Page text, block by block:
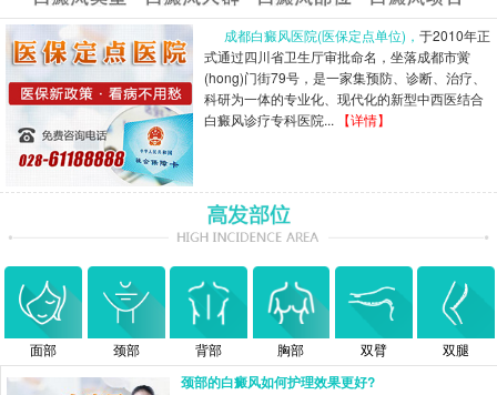
成都白癜风医院(医保定点单位)，于2010年正
式通过四川省卫生厅审批命名，坐落成都市黉
(hong)门街79号，是一家集预防、诊断、治疗、
科研为一体的专业化、现代化的新型中西医结合
白癜风诊疗专科医院... 【详情】
面部 颈部 背部 胸部 双臂 双腿
颈部的白癜风如何护理效果更好?